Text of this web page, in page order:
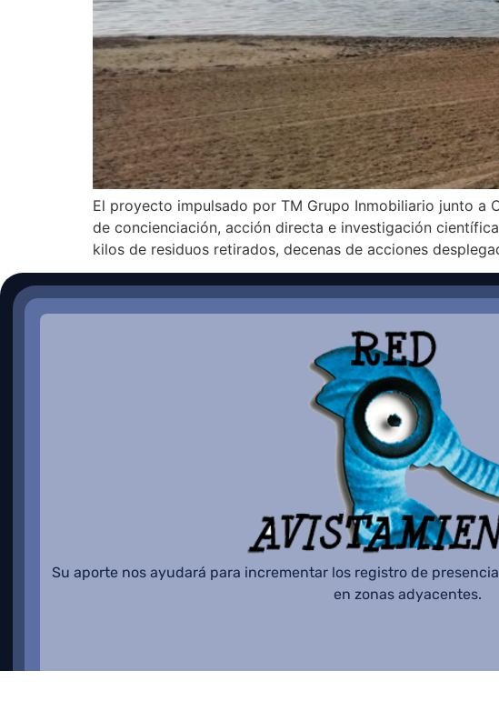
El proyecto impulsado por TM Grupo Inmobiliario junto a
de concienciación, acción directa e investigación
kilos de residuos retirados, decenas de acciones
Su aporte nos ayudará para incrementar los registro de
en zonas adyacentes.